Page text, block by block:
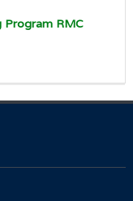
Program RMC